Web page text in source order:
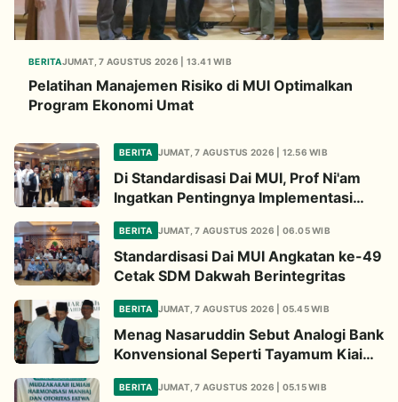
BERITAJUMAT, 7 AGUSTUS 2026 | 13.41 WIB
Pelatihan Manajemen Risiko di MUI Optimalkan
Program Ekonomi Umat
BERITA JUMAT, 7 AGUSTUS 2026 | 12.56 WIB
Di Standardisasi Dai MUI, Prof Ni'am
Ingatkan Pentingnya Implementasi
BERITA JUMAT, 7 AGUSTUS 2026 | 06.05 WIB
Standardisasi Dai MUI Angkatan ke-49
Cetak SDM Dakwah Berintegritas
BERITA JUMAT, 7 AGUSTUS 2026 | 05.45 WIB
Menag Nasaruddin Sebut Analogi Bank
Konvensional Seperti Tayamum Kiai
BERITA JUMAT, 7 AGUSTUS 2026 | 05.15 WIB